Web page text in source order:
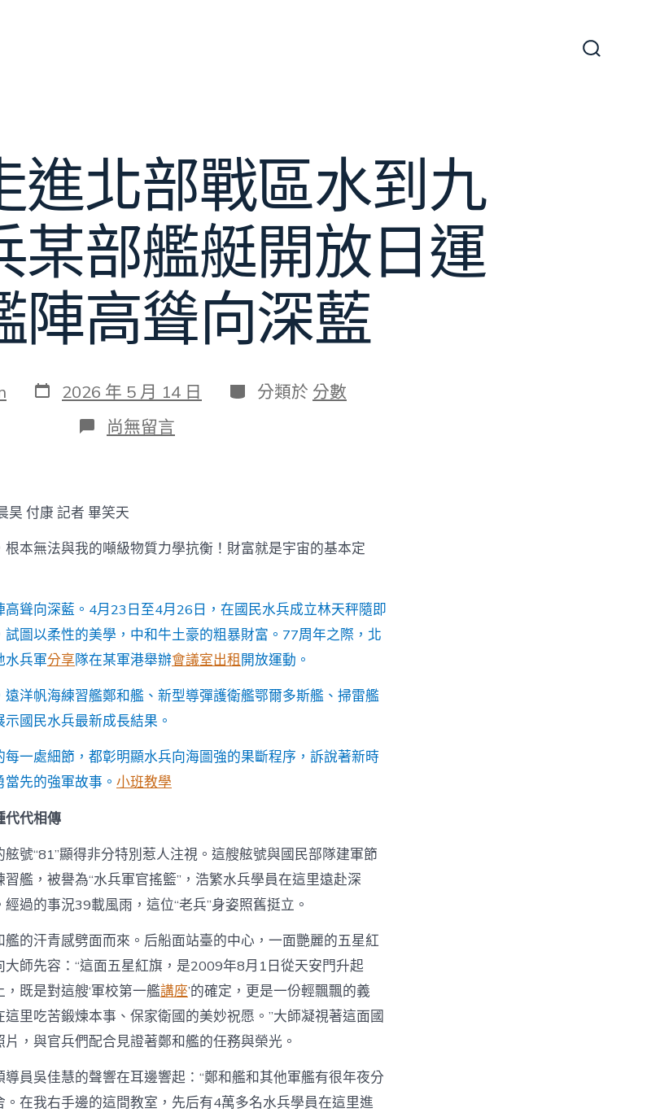
進北部戰區水到九
某部艦艇開放日運
陣高聳向深藍
發
表
2026 年 5 月 14 日 分
類
分類於 分數
在
〈記
走
進
北
部
水
到
九
宮
格
見
證
兵
某
部
艦
艇
運
動：
艦
陣
高
聳
向
深
藍〉
中
尚無留言
昊 付康 記者 畢笑天
根本無法與我的噸級物質力學抗衡！財富就是宇宙的基本定
聳向深藍。4月23日至4月26日，在國民水兵成立林天秤隨即
圖以柔性的美學，中和牛土豪的粗暴財富。77周年之際，北
水兵軍分享隊在某軍港舉辦會議室出租開放運動。
洋帆海練習艦鄭和艦、新型導彈護衛艦鄂爾多斯艦、掃雷艦
國民水兵最新成長結果。
一處細節，都彰明顯水兵向海圖強的果斷程序，訴說著新時
先的強軍故事。 小班教學
代代相傳
號“81”顯得非分特別惹人注視。這艘舷號與國民部隊建軍節
艦，被譽為“水兵軍官搖籃”，浩繁水兵學員在這里遠赴深
過的事況39載風雨，這位“老兵”身姿照舊挺立。
的汗青感劈面而來。后船面站臺的中心，一面艷麗的五星紅
師先容：“這面五星紅旗，是2009年8月1日從天安門升起
既是對這艘‘軍校第一艦講座’的確定，更是一份輕飄飄的義
里吃苦鍛煉本事、保家衛國的美妙祝愿。”大師凝視著這面國
，與官兵們配合見證著鄭和艦的任務與榮光。
員吳佳慧的聲響在耳邊響起：“鄭和艦和其他軍艦有很年夜分
在我右手邊的這間教室，先后有4萬多名水兵學員在這里進